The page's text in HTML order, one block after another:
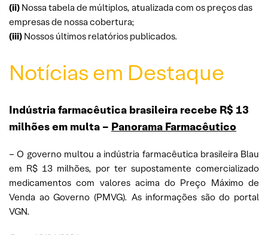
(ii) Nossa tabela de múltiplos, atualizada com os preços das
empresas de nossa cobertura;
(iii) Nossos últimos relatórios publicados.
Notícias em Destaque
Indústria farmacêutica brasileira recebe R$ 13
milhões em multa – Panorama Farmacêutico
– O governo multou a indústria farmacêutica brasileira Blau
em R$ 13 milhões, por ter supostamente comercializado
medicamentos com valores acima do Preço Máximo de
Venda ao Governo (PMVG). As informações são do portal
VGN.